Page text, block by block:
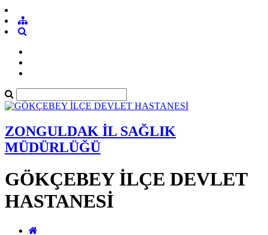
ZONGULDAK İL SAĞLIK
MÜDÜRLÜĞÜ
GÖKÇEBEY İLÇE DEVLET
HASTANESİ